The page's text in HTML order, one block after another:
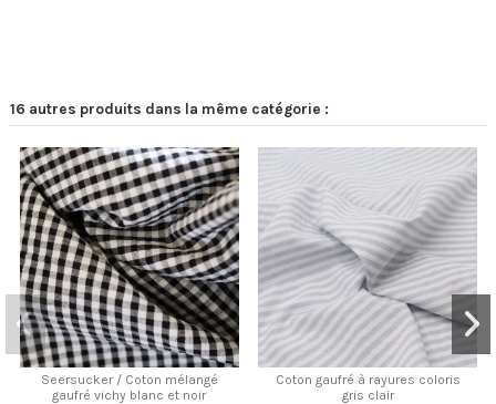
16 autres produits dans la même catégorie :
Seersucker / Coton mélangé
gaufré vichy blanc et noir
Coton gaufré à rayures coloris
gris clair